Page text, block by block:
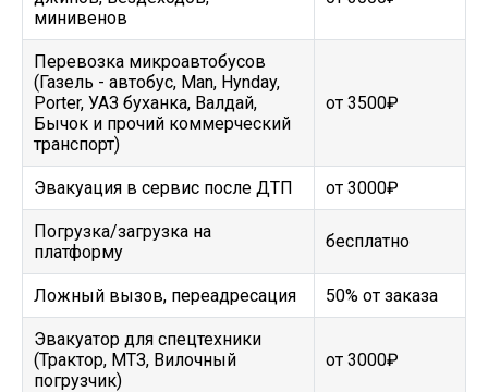
минивенов
Перевозка микроавтобусов
(Газель - автобус, Man, Hynday,
Porter, УАЗ буханка, Валдай,
Бычок и прочий коммерческий
транспорт)
от 3500₽
Эвакуация в сервис после ДТП от 3000₽
Погрузка/загрузка на
платформу
бесплатно
Ложный вызов, переадресация 50% от заказа
Эвакуатор для спецтехники
(Трактор, МТЗ, Вилочный
погрузчик)
от 3000₽